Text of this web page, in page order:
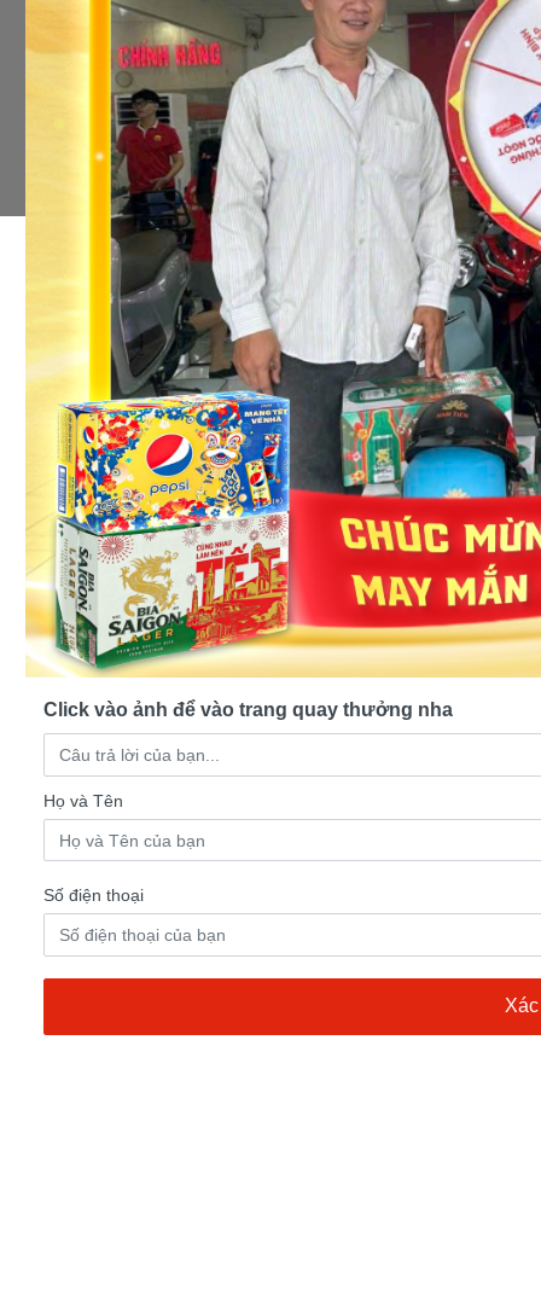
© 2014 - Bản quyền của CỬA HÀNG XE MÁY XE ĐIỆN NAM TIẾN -
Xediennamtien.com
Giấy chứng nhận Đăng ký Kinh doanh số 0315865649 do Chi cục Thuế khu vực
Quận 12 - huyện Hóc Môn
Click vào ảnh để vào trang quay thưởng nha
Họ và Tên
Số điện thoại